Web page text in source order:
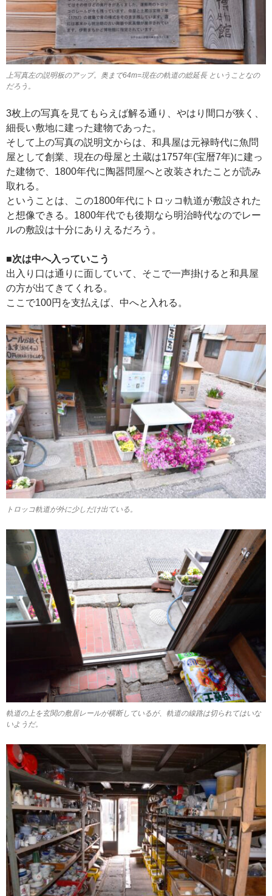
上写真左の説明板のアップ。奥まで64m=現在の軌道の総延長 ということなの
だろう。
3枚上の写真を見てもらえば解る通り、やはり間口が狭く、
細長い敷地に建った建物であった。
そして上の写真の説明文からは、和具屋は元禄時代に魚問
屋として創業、現在の母屋と土蔵は1757年(宝暦7年)に建っ
た建物で、1800年代に陶器問屋へと改装されたことが読み
取れる。
ということは、この1800年代にトロッコ軌道が敷設された
と想像できる。1800年代でも後期なら明治時代なのでレー
ルの敷設は十分にありえるだろう。
■次は中へ入っていこう
出入り口は通りに面していて、そこで一声掛けると和具屋
の方が出てきてくれる。
ここで100円を支払えば、中へと入れる。
トロッコ軌道が外に少しだけ出ている。
軌道の上を玄関の敷居レールが横断しているが、軌道の線路は切られてはいな
いようだ。